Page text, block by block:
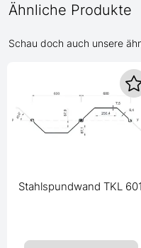
Ähnliche Produkte
Schau doch auch unsere
Stahlspundwand TKL 601